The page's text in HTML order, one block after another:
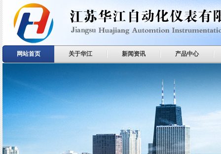
网站首页 关于华江 新闻资讯 产品中心